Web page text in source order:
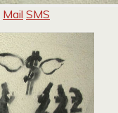
Mail SMS